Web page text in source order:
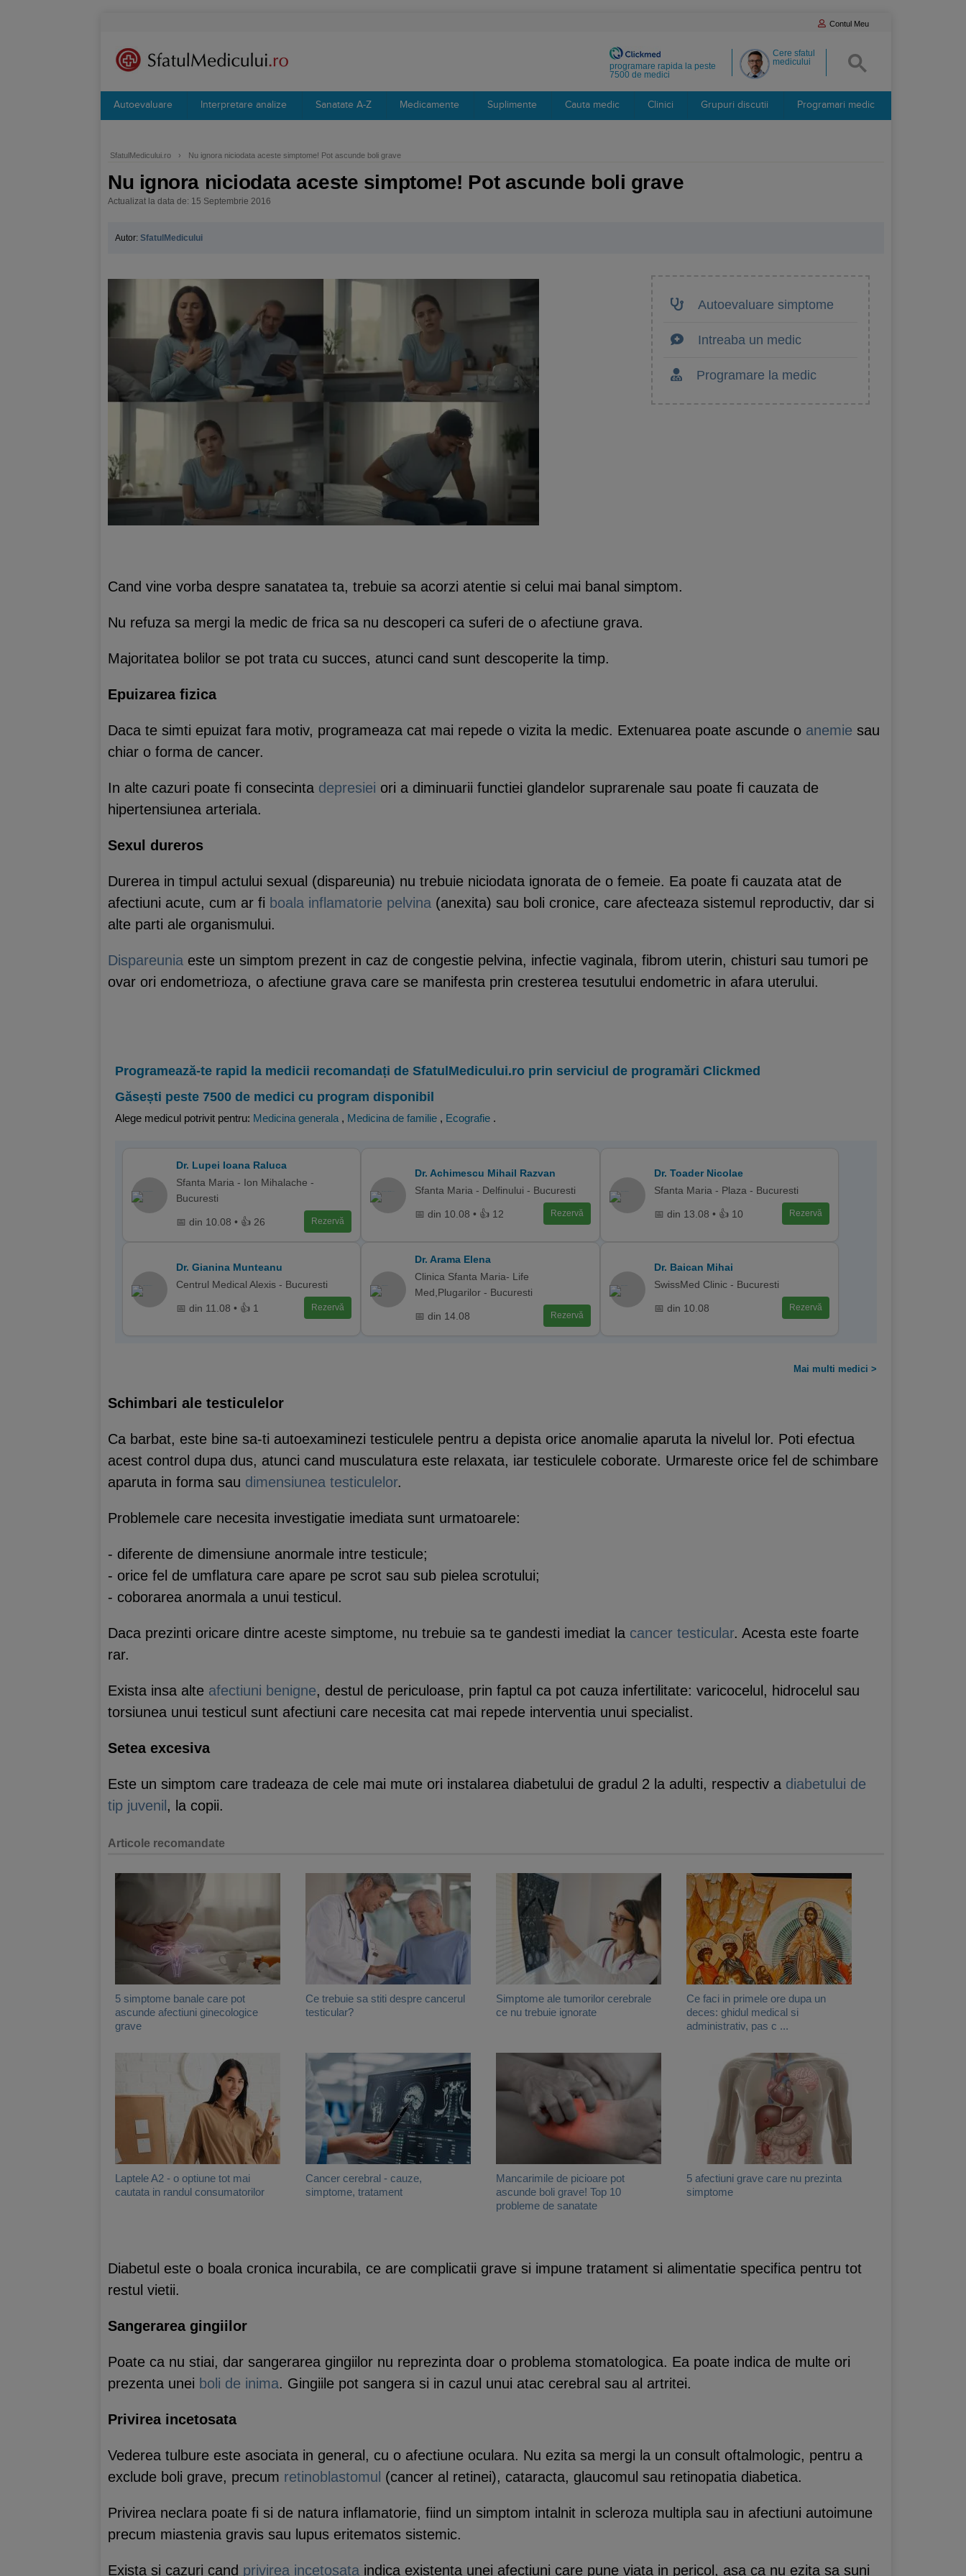
Contul Meu
Cere sfatul
medicului
programare rapida la peste
7500 de medici
Autoevaluare Interpretare analize Sanatate A-Z Medicamente Suplimente Cauta medic Clinici Grupuri discutii Programari medic
SfatulMedicului.ro › Nu ignora niciodata aceste simptome! Pot ascunde boli grave
Nu ignora niciodata aceste simptome! Pot ascunde boli grave
Actualizat la data de: 15 Septembrie 2016
Autor: SfatulMedicului
Autoevaluare simptome
Intreaba un medic
Programare la medic
Cand vine vorba despre sanatatea ta, trebuie sa acorzi atentie si celui mai banal simptom.
Nu refuza sa mergi la medic de frica sa nu descoperi ca suferi de o afectiune grava.
Majoritatea bolilor se pot trata cu succes, atunci cand sunt descoperite la timp.
Epuizarea fizica
Daca te simti epuizat fara motiv, programeaza cat mai repede o vizita la medic. Extenuarea poate ascunde o anemie sau
chiar o forma de cancer.
In alte cazuri poate fi consecinta depresiei ori a diminuarii functiei glandelor suprarenale sau poate fi cauzata de
hipertensiunea arteriala.
Sexul dureros
Durerea in timpul actului sexual (dispareunia) nu trebuie niciodata ignorata de o femeie. Ea poate fi cauzata atat de
afectiuni acute, cum ar fi boala inflamatorie pelvina (anexita) sau boli cronice, care afecteaza sistemul reproductiv, dar si
alte parti ale organismului.
Dispareunia este un simptom prezent in caz de congestie pelvina, infectie vaginala, fibrom uterin, chisturi sau tumori pe
ovar ori endometrioza, o afectiune grava care se manifesta prin cresterea tesutului endometric in afara uterului.
Programează-te rapid la medicii recomandați de SfatulMedicului.ro prin serviciul de programări Clickmed
Găsești peste 7500 de medici cu program disponibil
Alege medicul potrivit pentru: Medicina generala , Medicina de familie , Ecografie .
Dr. Lupei Ioana Raluca
Sfanta Maria - Ion Mihalache -
Bucuresti
📅 din 10.08 • 👍 26 Rezervă
Dr. Achimescu Mihail Razvan
Sfanta Maria - Delfinului - Bucuresti
📅 din 10.08 • 👍 12 Rezervă
Dr. Toader Nicolae
Sfanta Maria - Plaza - Bucuresti
📅 din 13.08 • 👍 10 Rezervă
Dr. Gianina Munteanu
Centrul Medical Alexis - Bucuresti
📅 din 11.08 • 👍 1 Rezervă
Dr. Arama Elena
Clinica Sfanta Maria- Life
Med,Plugarilor - Bucuresti
📅 din 14.08 Rezervă
Dr. Baican Mihai
SwissMed Clinic - Bucuresti
📅 din 10.08 Rezervă
Mai multi medici >
Schimbari ale testiculelor
Ca barbat, este bine sa-ti autoexaminezi testiculele pentru a depista orice anomalie aparuta la nivelul lor. Poti efectua
acest control dupa dus, atunci cand musculatura este relaxata, iar testiculele coborate. Urmareste orice fel de schimbare
aparuta in forma sau dimensiunea testiculelor.
Problemele care necesita investigatie imediata sunt urmatoarele:
- diferente de dimensiune anormale intre testicule;
- orice fel de umflatura care apare pe scrot sau sub pielea scrotului;
- coborarea anormala a unui testicul.
Daca prezinti oricare dintre aceste simptome, nu trebuie sa te gandesti imediat la cancer testicular. Acesta este foarte
rar.
Exista insa alte afectiuni benigne, destul de periculoase, prin faptul ca pot cauza infertilitate: varicocelul, hidrocelul sau
torsiunea unui testicul sunt afectiuni care necesita cat mai repede interventia unui specialist.
Setea excesiva
Este un simptom care tradeaza de cele mai mute ori instalarea diabetului de gradul 2 la adulti, respectiv a diabetului de
tip juvenil , la copii.
Articole recomandate
5 simptome banale care pot
ascunde afectiuni ginecologice
grave
Ce trebuie sa stiti despre cancerul
testicular?
Simptome ale tumorilor cerebrale
ce nu trebuie ignorate
Ce faci in primele ore dupa un
deces: ghidul medical si
administrativ, pas c ...
Laptele A2 - o optiune tot mai
cautata in randul consumatorilor
Cancer cerebral - cauze,
simptome, tratament
Mancarimile de picioare pot
ascunde boli grave! Top 10
probleme de sanatate
5 afectiuni grave care nu prezinta
simptome
Diabetul este o boala cronica incurabila, ce are complicatii grave si impune tratament si alimentatie specifica pentru tot
restul vietii.
Sangerarea gingiilor
Poate ca nu stiai, dar sangerarea gingiilor nu reprezinta doar o problema stomatologica. Ea poate indica de multe ori
prezenta unei boli de inima. Gingiile pot sangera si in cazul unui atac cerebral sau al artritei.
Privirea incetosata
Vederea tulbure este asociata in general, cu o afectiune oculara. Nu ezita sa mergi la un consult oftalmologic, pentru a
exclude boli grave, precum retinoblastomul (cancer al retinei), cataracta, glaucomul sau retinopatia diabetica.
Privirea neclara poate fi si de natura inflamatorie, fiind un simptom intalnit in scleroza multipla sau in afectiuni autoimune
precum miastenia gravis sau lupus eritematos sistemic.
Exista si cazuri cand privirea incetosata indica existenta unei afectiuni care pune viata in pericol, asa ca nu ezita sa suni